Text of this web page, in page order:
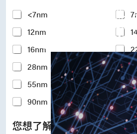
IP Integration
USB PHY and
MIPI C/D PHY
PCIe PHY and
解決方案
Y
o
u
r
I
n
t
e
r
e
s
t
e
<7nm
12nm
16nm
28nm
55nm
90nm
您想了解的矽智財IP*